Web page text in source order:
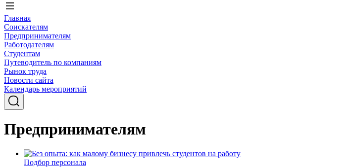
Главная
Соискателям
Предпринимателям
Работодателям
Студентам
Путеводитель по компаниям
Рынок труда
Новости сайта
Календарь мероприятий
Предпринимателям
Подбор персонала